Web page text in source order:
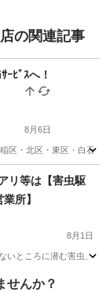
の関連記事
ﾋﾞｽへ！
8月6日
区・北区・東区・白石
リ等は【害虫駆
谷地 営業所】
8月1日
いところに潜む害虫、
除
せんか？